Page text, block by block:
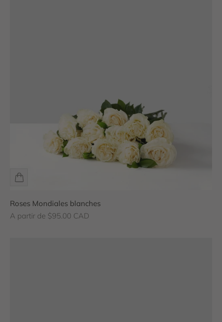
Roses Mondiales blanches
Prix de vente
A partir de $95.00 CAD